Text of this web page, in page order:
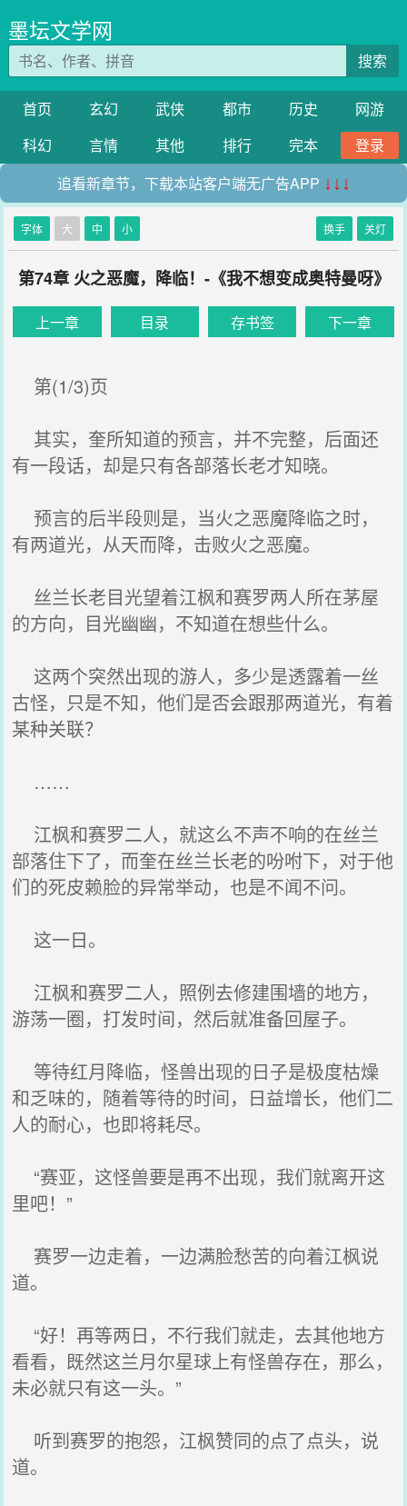
墨坛文学网
搜索
首页 玄幻 武侠 都市 历史
网游
科幻
言情 其他 排行 完本
登录
追看新章节，下载本站客户端无广告APP ↓↓↓
字体 大 中 小 换手 关灯
第74章 火之恶魔，降临！-《我不想变成奥特曼呀》
上一章 目录 存书签 下一章
第(1/3)页
其实，奎所知道的预言，并不完整，后面还
有一段话，却是只有各部落长老才知晓。
预言的后半段则是，当火之恶魔降临之时，
有两道光，从天而降，击败火之恶魔。
丝兰长老目光望着江枫和赛罗两人所在茅屋
的方向，目光幽幽，不知道在想些什么。
这两个突然出现的游人，多少是透露着一丝
古怪，只是不知，他们是否会跟那两道光，有着
某种关联？
……
江枫和赛罗二人，就这么不声不响的在丝兰
部落住下了，而奎在丝兰长老的吩咐下，对于他
们的死皮赖脸的异常举动，也是不闻不问。
这一日。
江枫和赛罗二人，照例去修建围墙的地方，
游荡一圈，打发时间，然后就准备回屋子。
等待红月降临，怪兽出现的日子是极度枯燥
和乏味的，随着等待的时间，日益增长，他们二
人的耐心，也即将耗尽。
“赛亚，这怪兽要是再不出现，我们就离开这
里吧！”
赛罗一边走着，一边满脸愁苦的向着江枫说
道。
“好！再等两日，不行我们就走，去其他地方
看看，既然这兰月尔星球上有怪兽存在，那么，
未必就只有这一头。”
听到赛罗的抱怨，江枫赞同的点了点头，说
道。